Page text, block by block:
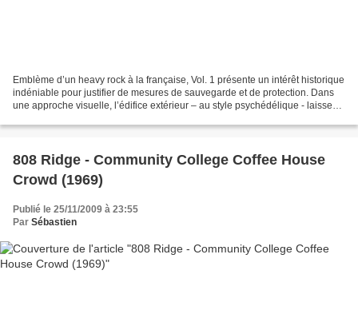
Emblème d’un heavy rock à la française, Vol. 1 présente un intérêt historique
indéniable pour justifier de mesures de sauvegarde et de protection. Dans
une approche visuelle, l’édifice extérieur – au style psychédélique - laisse
808 Ridge - Community College Coffee House
Crowd (1969)
Publié le 25/11/2009 à 23:55
Par Sébastien